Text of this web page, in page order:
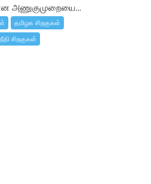
அணுகுமுறையை...
தமிழக சிறகுகள்
நீதி சிறகுகள்